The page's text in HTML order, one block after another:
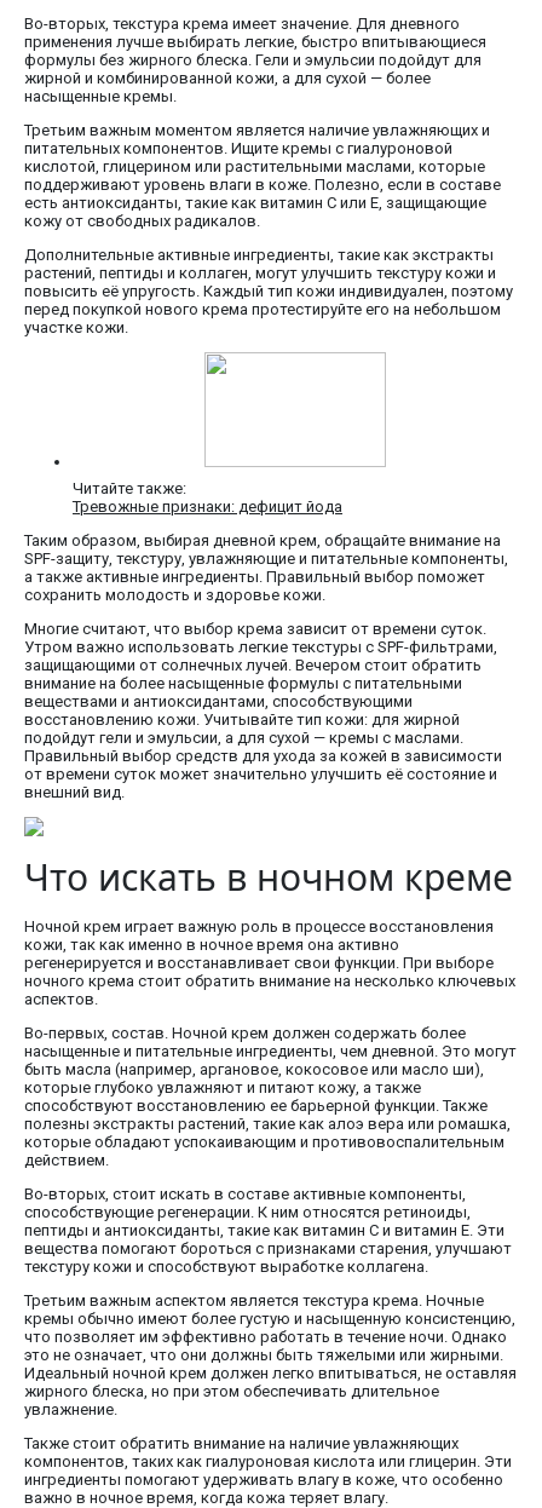
Во-вторых, текстура крема имеет значение. Для дневного
применения лучше выбирать легкие, быстро впитывающиеся
формулы без жирного блеска. Гели и эмульсии подойдут для
жирной и комбинированной кожи, а для сухой — более
насыщенные кремы.
Третьим важным моментом является наличие увлажняющих и
питательных компонентов. Ищите кремы с гиалуроновой
кислотой, глицерином или растительными маслами, которые
поддерживают уровень влаги в коже. Полезно, если в составе
есть антиоксиданты, такие как витамин C или E, защищающие
кожу от свободных радикалов.
Дополнительные активные ингредиенты, такие как экстракты
растений, пептиды и коллаген, могут улучшить текстуру кожи и
повысить её упругость. Каждый тип кожи индивидуален, поэтому
перед покупкой нового крема протестируйте его на небольшом
участке кожи.
Читайте также:
Тревожные признаки: дефицит йода
Таким образом, выбирая дневной крем, обращайте внимание на
SPF-защиту, текстуру, увлажняющие и питательные компоненты,
а также активные ингредиенты. Правильный выбор поможет
сохранить молодость и здоровье кожи.
Многие считают, что выбор крема зависит от времени суток.
Утром важно использовать легкие текстуры с SPF-фильтрами,
защищающими от солнечных лучей. Вечером стоит обратить
внимание на более насыщенные формулы с питательными
веществами и антиоксидантами, способствующими
восстановлению кожи. Учитывайте тип кожи: для жирной
подойдут гели и эмульсии, а для сухой — кремы с маслами.
Правильный выбор средств для ухода за кожей в зависимости
от времени суток может значительно улучшить её состояние и
внешний вид.
Что искать в ночном креме
Ночной крем играет важную роль в процессе восстановления
кожи, так как именно в ночное время она активно
регенерируется и восстанавливает свои функции. При выборе
ночного крема стоит обратить внимание на несколько ключевых
аспектов.
Во-первых, состав. Ночной крем должен содержать более
насыщенные и питательные ингредиенты, чем дневной. Это могут
быть масла (например, аргановое, кокосовое или масло ши),
которые глубоко увлажняют и питают кожу, а также
способствуют восстановлению ее барьерной функции. Также
полезны экстракты растений, такие как алоэ вера или ромашка,
которые обладают успокаивающим и противовоспалительным
действием.
Во-вторых, стоит искать в составе активные компоненты,
способствующие регенерации. К ним относятся ретиноиды,
пептиды и антиоксиданты, такие как витамин C и витамин E. Эти
вещества помогают бороться с признаками старения, улучшают
текстуру кожи и способствуют выработке коллагена.
Третьим важным аспектом является текстура крема. Ночные
кремы обычно имеют более густую и насыщенную консистенцию,
что позволяет им эффективно работать в течение ночи. Однако
это не означает, что они должны быть тяжелыми или жирными.
Идеальный ночной крем должен легко впитываться, не оставляя
жирного блеска, но при этом обеспечивать длительное
увлажнение.
Также стоит обратить внимание на наличие увлажняющих
компонентов, таких как гиалуроновая кислота или глицерин. Эти
ингредиенты помогают удерживать влагу в коже, что особенно
важно в ночное время, когда кожа теряет влагу.